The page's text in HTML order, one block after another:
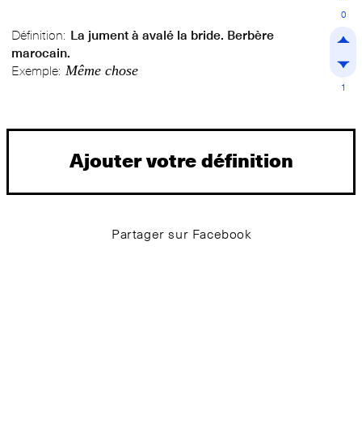
Définition: La jument à avalé la bride. Berbère
marocain.
Exemple: Même chose
0
1
Ajouter votre définition
Partager sur Facebook